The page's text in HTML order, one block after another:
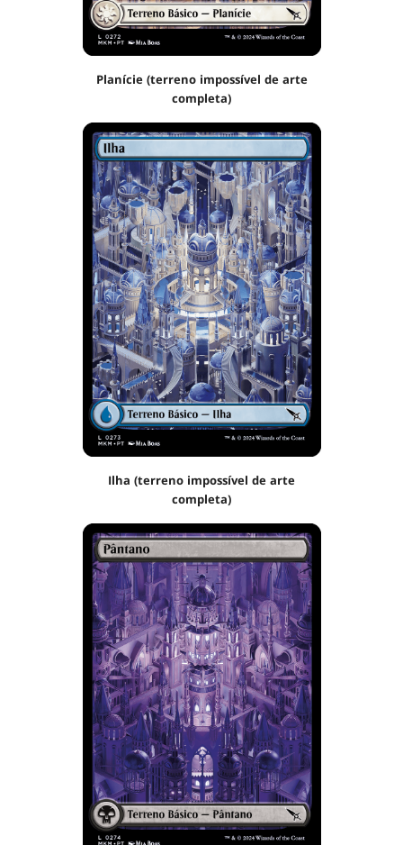
Planície (terreno impossível de arte
completa)
Ilha (terreno impossível de arte
completa)